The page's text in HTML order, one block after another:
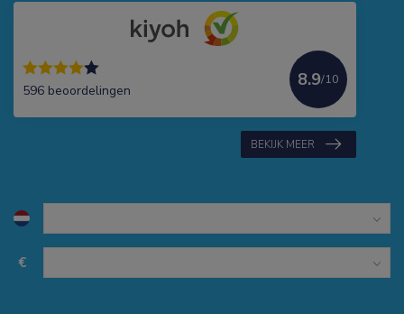
596 beoordelingen
8.9/10
BEKIJK MEER
€